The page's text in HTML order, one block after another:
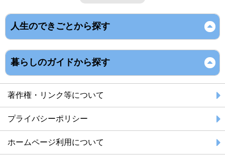
人生のできごとから探す
暮らしのガイドから探す
著作権・リンク等について
プライバシーポリシー
ホームページ利用について